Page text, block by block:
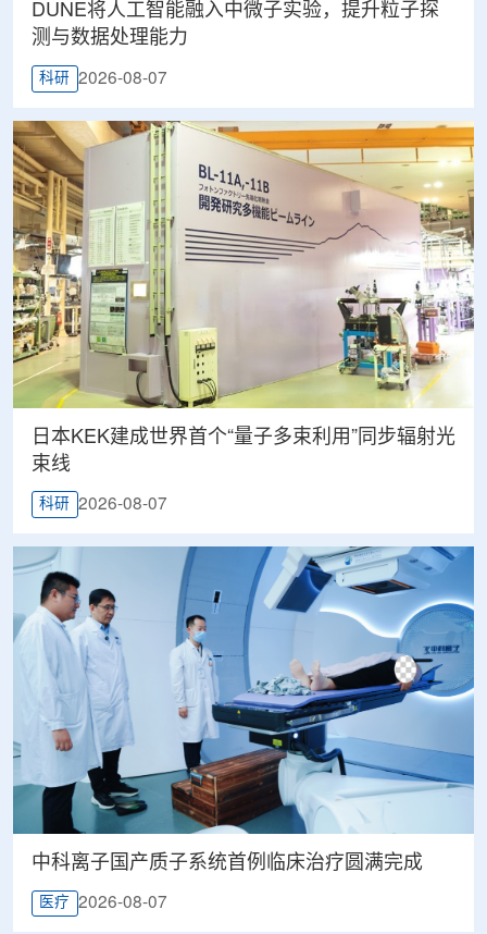
DUNE将人工智能融入中微子实验，提升粒子探
测与数据处理能力
科研 2026-08-07
日本KEK建成世界首个“量子多束利用”同步辐射光
束线
科研 2026-08-07
中科离子国产质子系统首例临床治疗圆满完成
医疗 2026-08-07